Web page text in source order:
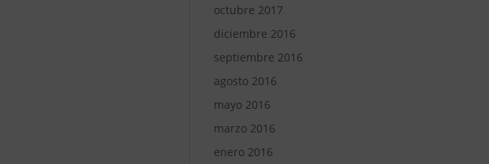
octubre 2017
diciembre 2016
septiembre 2016
agosto 2016
mayo 2016
marzo 2016
enero 2016